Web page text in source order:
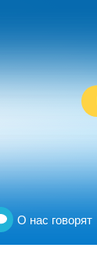
О нас говорят